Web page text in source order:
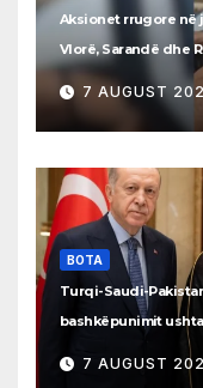
Aksionet rrugore në
Vlorë, Sarandë dhe
7 AUGUST
BOTA
Turqi-Saudi-
bashkëpunimit
7 AUGUST